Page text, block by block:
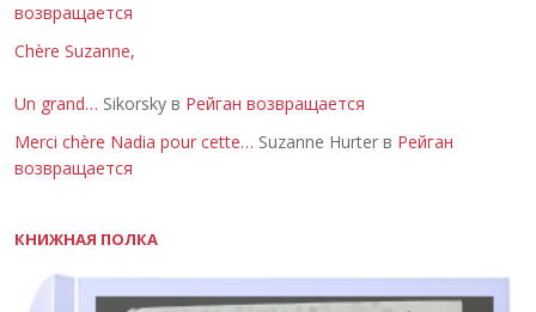
возвращается
Chère Suzanne,
Un grand… Sikorsky в Рейган возвращается
Merci chère Nadia pour cette… Suzanne Hurter в Рейган
возвращается
КНИЖНАЯ ПОЛКА